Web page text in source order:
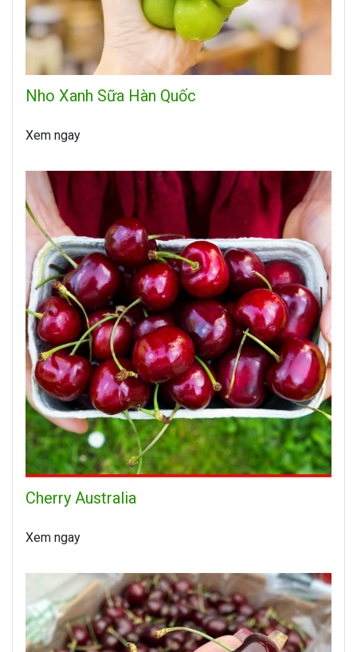
Nho Xanh Sữa Hàn Quốc
Xem ngay
Cherry Australia
Xem ngay